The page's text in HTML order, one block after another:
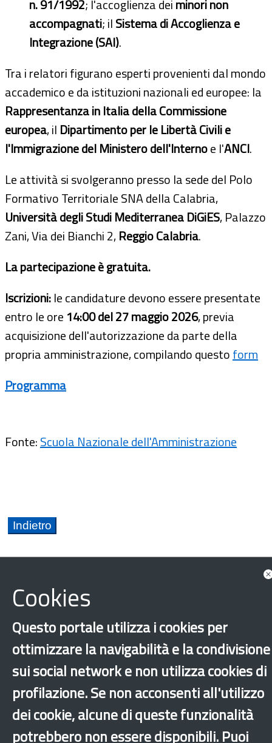
n. 91/1992; l'accoglienza deiminori non
accompagnati; ilSistema di Accoglienza e
Integrazione (SAI).
Tra i relatori figurano esperti provenienti dal mondo
accademico e da istituzioni nazionali ed europee: la
Rappresentanza in Italia della Commissione
europea, il Dipartimento per le Libertà Civili e
l'Immigrazione del Ministero dell'Internoe l'ANCI.
Le attività si svolgeranno presso la sede del Polo
Formativo Territoriale SNA della Calabria,
Università degli Studi Mediterranea DiGiES, Palazzo
Zani, Via dei Bianchi 2,Reggio Calabria.
La partecipazione è gratuita.
Iscrizioni:le candidature devono essere presentate
entro le ore 14:00 del 27 maggio 2026, previa
acquisizione dell'autorizzazione da parte della
propria amministrazione, compilando questoform
Programma
Fonte:Scuola Nazionale dell'Amministrazione
Calabria
Cittadinanza
Formazione e tirocini
Integrazione
Presenza nel territorio
Altri comuni
Cookies
Questo portale utilizza i cookies per
ottimizzare la navigabilità e la condivisione
sui social network e non utilizza cookies di
profilazione. Se non acconsenti all'utilizzo
dei cookie, alcune di queste funzionalità
potrebbero non essere disponibili. Puoi